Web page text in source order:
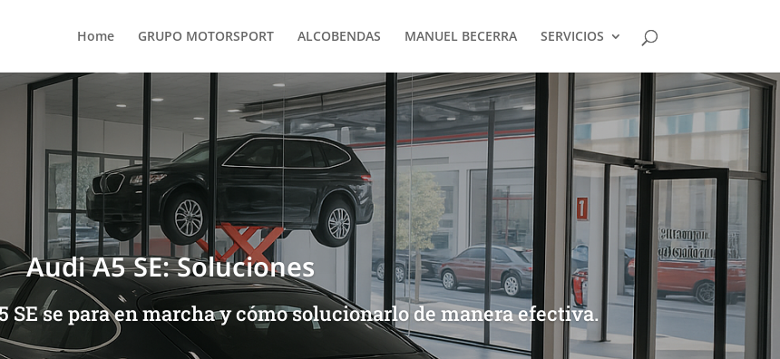
Home GRUPO MOTORSPORT ALCOBENDAS MANUEL BECERRA SERVICIOS
Audi A5 SE: Soluciones
SE se para en marcha y cómo solucionarlo de manera efectiva.